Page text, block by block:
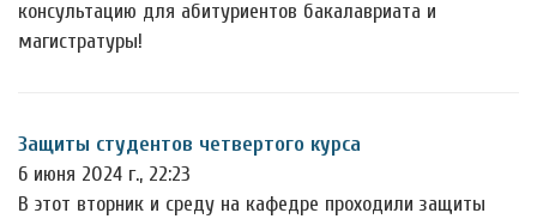
консультацию для абитуриентов бакалавриата и
магистратуры!
Защиты студентов четвертого курса
6 июня 2024 г., 22:23
В этот вторник и среду на кафедре проходили защиты